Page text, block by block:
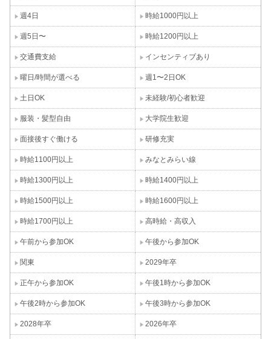
週4日 時給1000円以上
週5日〜 時給1200円以上
交通費支給 インセンティブあり
曜日/時間が選べる 週1〜2日OK
土日OK 未経験/初心者歓迎
服装・髪型自由 大学院生歓迎
面接後すぐ働ける 研修充実
時給1100円以上 みなとみらい線
時給1300円以上 時給1400円以上
時給1500円以上 時給1600円以上
時給1700円以上 高時給・高収入
午前から参加OK 午後から参加OK
関東 2029年卒
正午から参加OK 午後1時から参加OK
午後2時から参加OK 午後3時から参加OK
2028年卒 2026年卒